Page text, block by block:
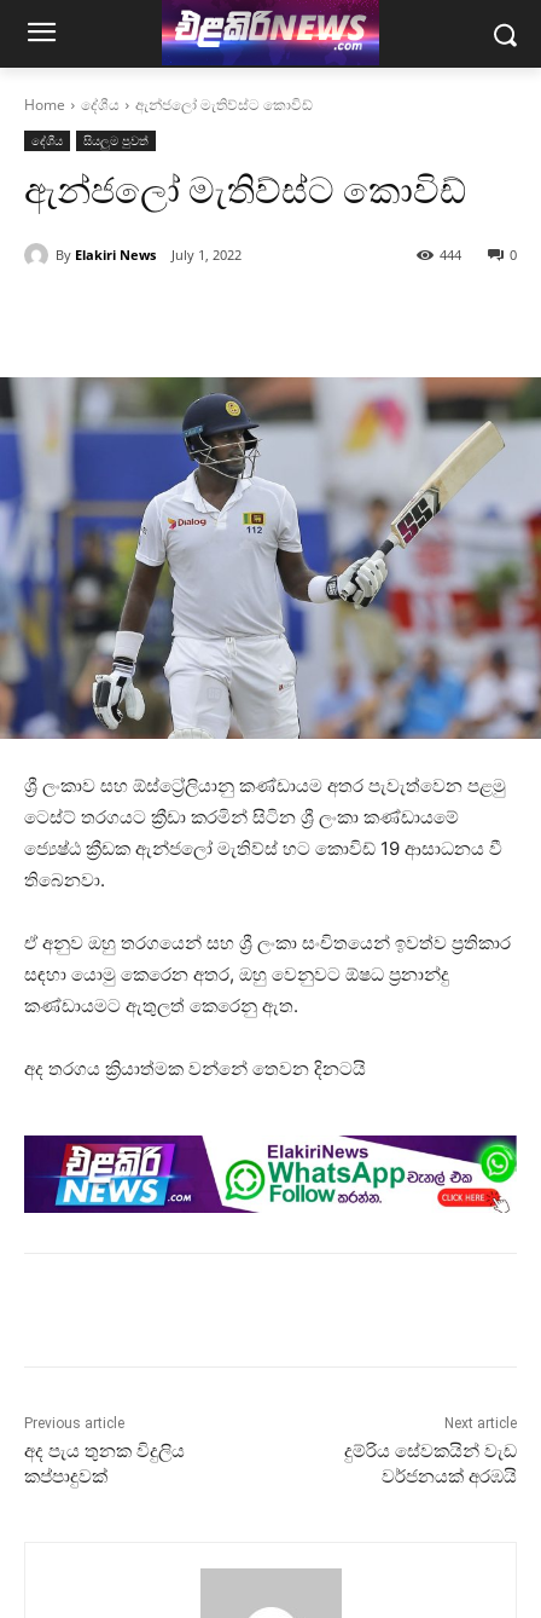
Home දේශීය ඇන්ජලෝ මැතිව්ස්ට කොවිඩ්
දේශීය සියලුම පුවත්
ඇන්ජලෝ මැතිව්ස්ට කොවිඩ්
By Elakiri News July 1, 2022 0
444
ශ්‍රී ලංකාව සහ ඕස්ට්‍රේලියානු කණ්ඩායම අතර පැවැත්වෙන පළමු
ටෙස්ට් තරගයට ක්‍රීඩා කරමින් සිටින ශ්‍රී ලංකා කණ්ඩායමේ
ජ්‍යෙෂ්ඨ ක්‍රීඩක ඇන්ජලෝ මැතිව්ස් හට කොවිඩ් 19 ආසාධනය වී
තිබෙනවා.
ඒ අනුව ඔහු තරගයෙන් සහ ශ්‍රී ලංකා සංචිතයෙන් ඉවත්ව ප්‍රතිකාර
සඳහා යොමු කෙරෙන අතර, ඔහු වෙනුවට ඕෂධ ප්‍රනාන්දු
කණ්ඩායමට ඇතුලත් කෙරෙනු ඇත.
අද තරගය ක්‍රියාත්මක වන්නේ තෙවන දිනටයි
Previous article
අද පැය තුනක විදුලිය
කප්පාදුවක්
Next article
දුම්රිය සේවකයින් වැඩ
වර්ජනයක් අරඹයි